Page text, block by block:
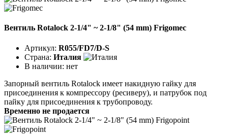
Вентиль Rotalock 2-1/4" ~ 2-1/8" (54 mm) Frigomec
Артикул: R055/FD7/D-S
Страна: Италия
В наличии: нет
Запорный вентиль Rotalock имеет накидную гайку для
присоединения к компрессору (ресиверу), и патрубок под
пайку для присоединения к трубопроводу.
Временно не продается